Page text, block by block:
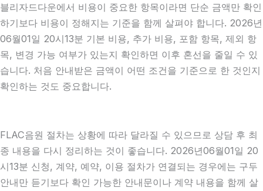
블리자드다운에서 비용이 중요한 항목이라면 단순 금액만 확인
하기보다 비용이 정해지는 기준을 함께 살펴야 합니다. 2026년
06월01일 20시13분 기본 비용, 추가 비용, 포함 항목, 제외 항
목, 변경 가능 여부가 있는지 확인하면 이후 혼선을 줄일 수 있
습니다. 처음 안내받은 금액이 어떤 조건을 기준으로 한 것인지
확인하는 것도 중요합니다.
FLAC음원 절차는 상황에 따라 달라질 수 있으므로 상담 후 최
종 내용을 다시 정리하는 것이 좋습니다. 2026년06월01일 20
시13분 신청, 계약, 예약, 이용 절차가 연결되는 경우에는 구두
안내만 듣기보다 확인 가능한 안내문이나 계약 내용을 함께 살